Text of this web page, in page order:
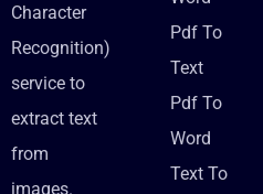
Character
Recognition)
service to
extract text
from
images.
Pdf To
Text
Pdf To
Word
Text To